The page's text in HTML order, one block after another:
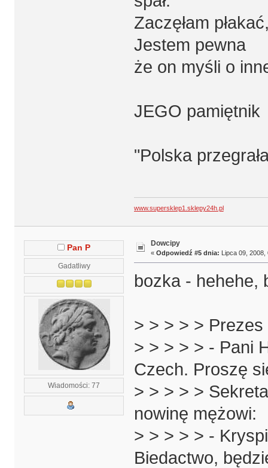
Zaczęłam
Jestem pewna
że on myśli o
JEGO pamiętnik
"Polska
www.supersklep1.sklepy24h.pl
Pan P
Gadatliwy
Wiadomości: 77
Dowcipy
« Odpowiedź #5 dnia: Lipca 09, 2008,
bozka - hehehe,
> > > > > Prezes
> > > > > - Pani
Czech. Proszę
> > > > >
nowinę mężowi:
> > > > > -
Biedactwo,